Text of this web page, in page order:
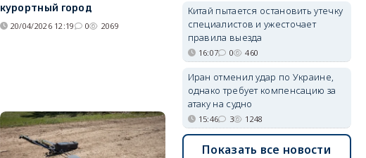
курортный город
20/04/2026 12:19 0 2069
Китай пытается остановить утечку
специалистов и ужесточает
правила выезда
16:07 0 460
Иран отменил удар по Украине,
однако требует компенсацию за
атаку на судно
15:46 3 1248
Показать все новости